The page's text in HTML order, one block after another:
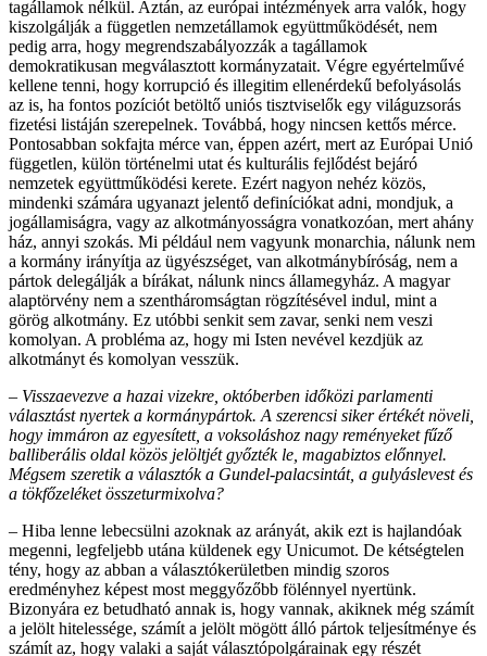
tagállamok nélkül. Aztán, az európai intézmények arra valók, hogy
kiszolgálják a független nemzetállamok együttműködését, nem
pedig arra, hogy megrendszabályozzák a tagállamok
demokratikusan megválasztott kormányzatait. Végre egyértelművé
kellene tenni, hogy korrupció és illegitim ellenérdekű befolyásolás
az is, ha fontos pozíciót betöltő uniós tisztviselők egy világuzsorás
fize­tési listáján szerepelnek. Továbbá, hogy nincsen kettős mérce.
Pontosabban sokfajta mérce van, éppen azért, mert az Európai Unió
független, külön történelmi utat és kulturális fejlődést bejáró
nemzetek együttműködési kerete. Ezért nagyon nehéz közös,
mindenki számára ugyanazt jelentő definíciókat adni, mondjuk, a
jogállamiságra, vagy az alkotmányosságra vonatkozóan, mert ahány
ház, annyi szokás. Mi például nem vagyunk monarchia, nálunk nem
a kormány irányítja az ügyészséget, van alkotmánybíróság, nem a
pártok delegálják a bírákat, nálunk nincs államegyház. A magyar
alaptörvény nem a szentháromságtan rögzítésével indul, mint a
görög alkotmány. Ez utóbbi senkit sem zavar, senki nem veszi
komolyan. A probléma az, hogy mi Isten nevével kezdjük az
alkotmányt és komolyan vesszük.
– Visszaevezve a hazai vizekre, októberben időközi parlamenti
választást nyertek a kormánypártok. A szerencsi siker értékét növeli,
hogy immáron az egyesített, a voksoláshoz nagy reményeket fűző
balliberális oldal közös jelöltjét győzték le, magabiztos előnnyel.
Mégsem szeretik a választók a Gundel-palacsintát, a gulyáslevest és
a tökfőzeléket összeturmixolva?
– Hiba lenne lebecsülni azoknak az arányát, akik ezt is hajlandóak
megenni, legfeljebb utána küldenek egy Unicumot. De kétségtelen
tény, hogy az abban a választókerületben mindig szoros
eredményhez képest most meg­győzőbb fölénnyel nyertünk.
Bizonyára ez betudható annak is, hogy vannak, akiknek még számít
a jelölt hitelessége, számít a jelölt mögött álló pártok teljesítménye és
számít az, hogy valaki a saját választópolgárainak egy részét